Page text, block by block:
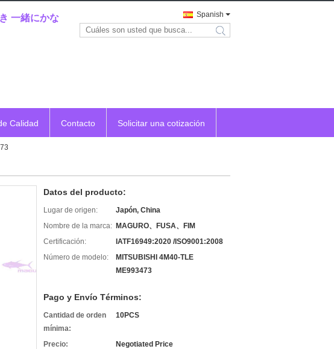
一緒にかな
Spanish
search
Calidad Contacto Solicitar una cotización
Datos del producto:
Lugar de origen:
Japón, China
Nombre de la marca: MAGURO、FUSA、FIM
Certificación:
IATF16949:2020 /ISO9001:2008
Número de modelo:
MITSUBISHI 4M40-TLE
ME993473
Pago y Envío Términos:
Cantidad de orden
mínima:
10PCS
Precio:
Negotiated Price